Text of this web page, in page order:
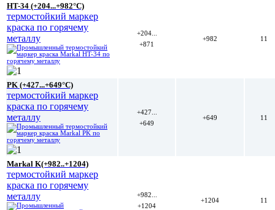
HT-34 (+204...+982°C)
термостойкий маркер
краска по горячему
металлу
+204...
+871
+982 11
PK (+427...+649°C)
термостойкий маркер
краска по горячему
металлу
+427...
+649
+649 11
Markal K(+982..+1204)
термостойкий маркер
краска по горячему
металлу
+982...
+1204
+1204 11